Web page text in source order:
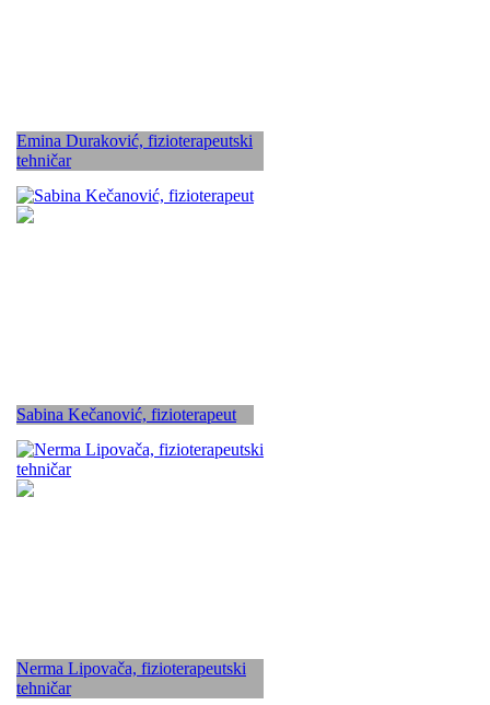
Emina Duraković, fizioterapeutski
tehničar
Sabina Kečanović, fizioterapeut
Nerma Lipovača, fizioterapeutski
tehničar